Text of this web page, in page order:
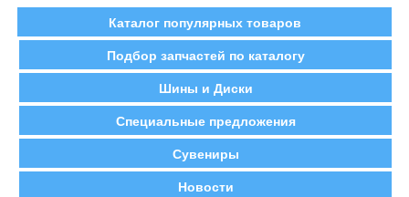
Каталог популярных товаров
Подбор запчастей по каталогу
Шины и Диски
Специальные предложения
Сувениры
Новости